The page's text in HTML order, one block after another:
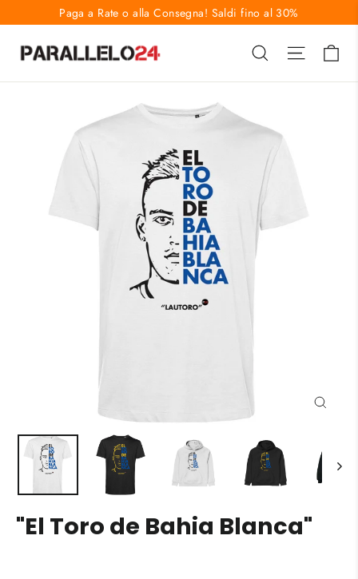
direttamente
Paga a Rate o alla Consegna! Saldi fino al 30%
Cerca
"El Toro de Bahia Blanca"